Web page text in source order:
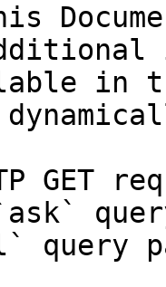
in
GET
query